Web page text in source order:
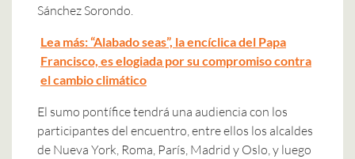
Sánchez Sorondo.
Lea más: “Alabado seas”, la encíclica del Papa
Francisco, es elogiada por su compromiso contra
el cambio climático
El sumo pontífice tendrá una audiencia con los
participantes del encuentro, entre ellos los alcaldes
de Nueva York, Roma, París, Madrid y Oslo, y luego